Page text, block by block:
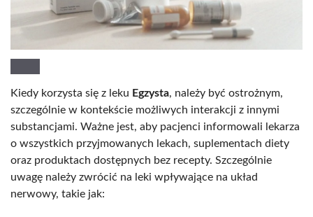
Kiedy korzysta się z leku Egzysta, należy być ostrożnym,
szczególnie w kontekście możliwych interakcji z innymi
substancjami. Ważne jest, aby pacjenci informowali lekarza
o wszystkich przyjmowanych lekach, suplementach diety
oraz produktach dostępnych bez recepty. Szczególnie
uwagę należy zwrócić na leki wpływające na układ
nerwowy, takie jak: